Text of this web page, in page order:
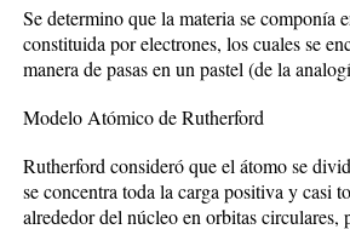
Se determino que la materia se componía
constituida por electrones, los cuales se
manera de pasas en un pastel (de la
Modelo Atómico de Rutherford
Rutherford consideró que el átomo se
se concentra toda la carga positiva y casi
alrededor del núcleo en orbitas